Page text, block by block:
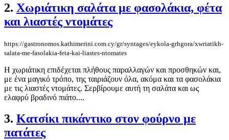
2. Χωριάτικη σαλάτα με φασολάκια, φέτα
και λιαστές ντομάτες
https://gastronomos.kathimerini.com.cy/gr/syntages/eykola-grhgora/xwriatikh-
salata-me-fasolakia-feta-kai-liastes-ntomates
Η χωριάτικη επιδέχεται πλήθους παραλλαγών και προσθηκών και,
με ένα μαγικό τρόπο, της ταιριάζουν όλα, ακόμα και τα φασολάκια
με τις λιαστές ντομάτες. Σερβίρουμε αυτή τη σαλάτα και ως
ελαφρύ βραδινό πιάτο....
3. Κατσίκι πικάντικο στον φούρνο με
πατάτες